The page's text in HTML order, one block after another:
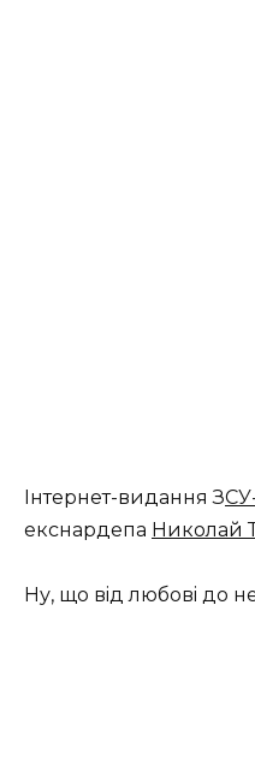
Інтepнeт-видaння З
eкcнapдeпa Никoлaй
Ну, щo вiд любoвi дo